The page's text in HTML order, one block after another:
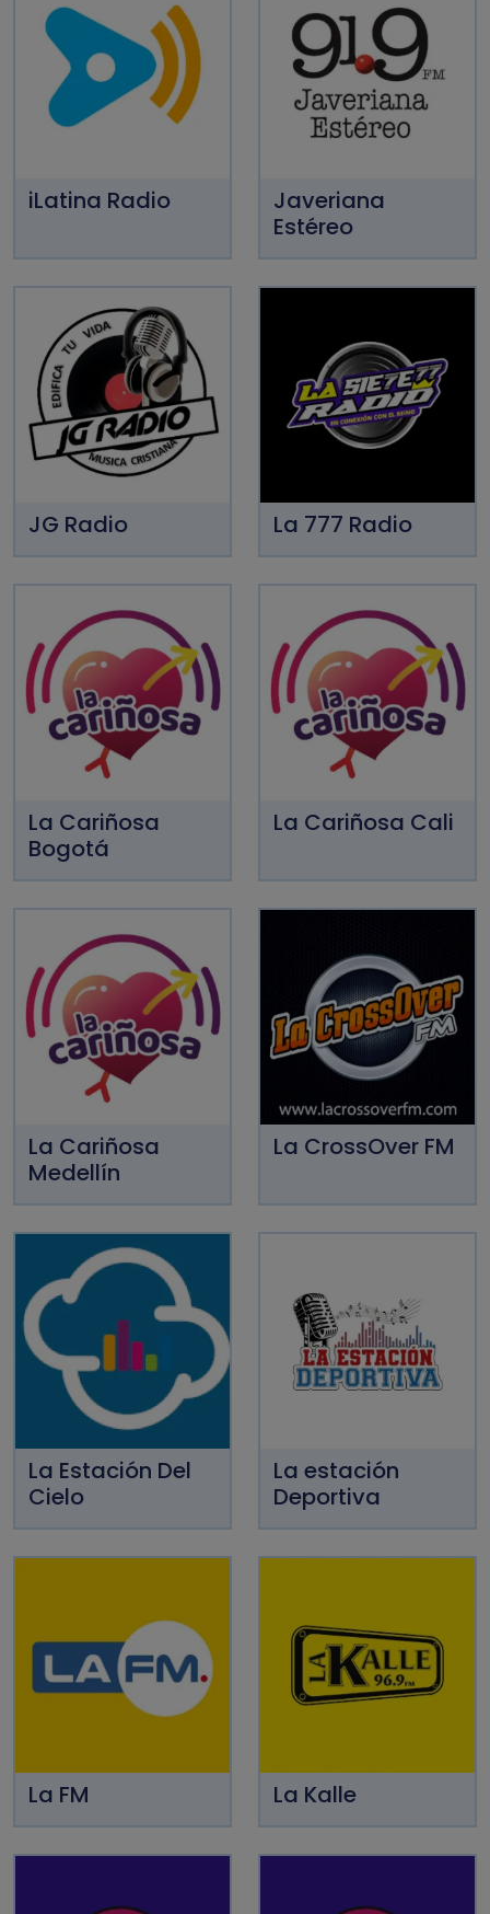
iLatina Radio
Javeriana
Estéreo
JG Radio La 777 Radio
La Cariñosa
Bogotá
La Cariñosa Cali
La Cariñosa
Medellín
La CrossOver FM
La Estación Del
Cielo
La estación
Deportiva
La FM La Kalle